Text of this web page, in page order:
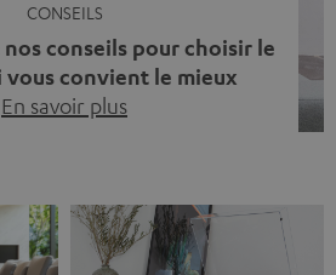
CONSEILS
nos conseils pour choisir le
vous convient le mieux
En savoir plus
par un bruit de fond… et adieu
vous, on a tous vécu ça. Mais la